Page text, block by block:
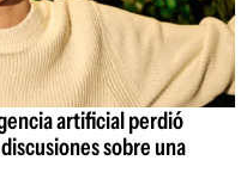
artificial perdió
sobre una